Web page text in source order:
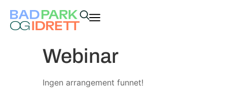
Webinar
Ingen arrangement funnet!